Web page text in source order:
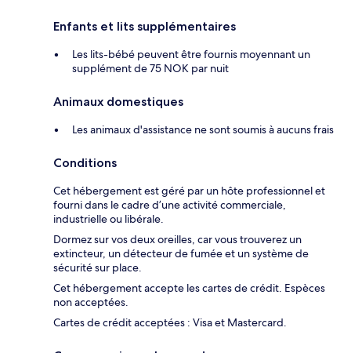
Enfants et lits supplémentaires
Les lits-bébé peuvent être fournis moyennant un
supplément de 75 NOK par nuit
Animaux domestiques
Les animaux d'assistance ne sont soumis à aucuns frais
Conditions
Cet hébergement est géré par un hôte professionnel et
fourni dans le cadre d’une activité commerciale,
industrielle ou libérale.
Dormez sur vos deux oreilles, car vous trouverez un
extincteur, un détecteur de fumée et un système de
sécurité sur place.
Cet hébergement accepte les cartes de crédit. Espèces
non acceptées.
Cartes de crédit acceptées : Visa et Mastercard.